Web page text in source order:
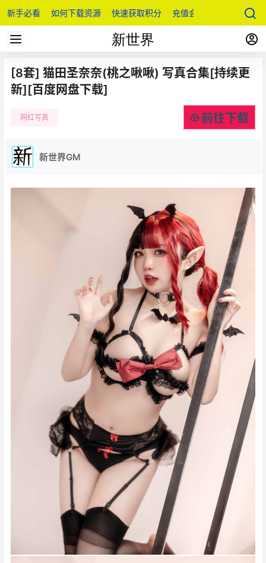
新手必看 如何下载资源 快速获取积分 充值会员
[8套] 猫田圣奈奈(桃之啾啾) 写真合集[持续更
新][百度网盘下载]
网红写真 前往下载
新世界GM